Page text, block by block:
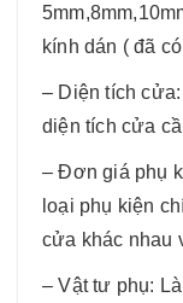
kính dán ( đã
– Diện tích
diện tích cửa
– Đơn giá phụ
loại phụ kiện
cửa khác nhau
– Vật tư phụ: